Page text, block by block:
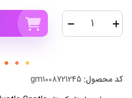
کد محصول: